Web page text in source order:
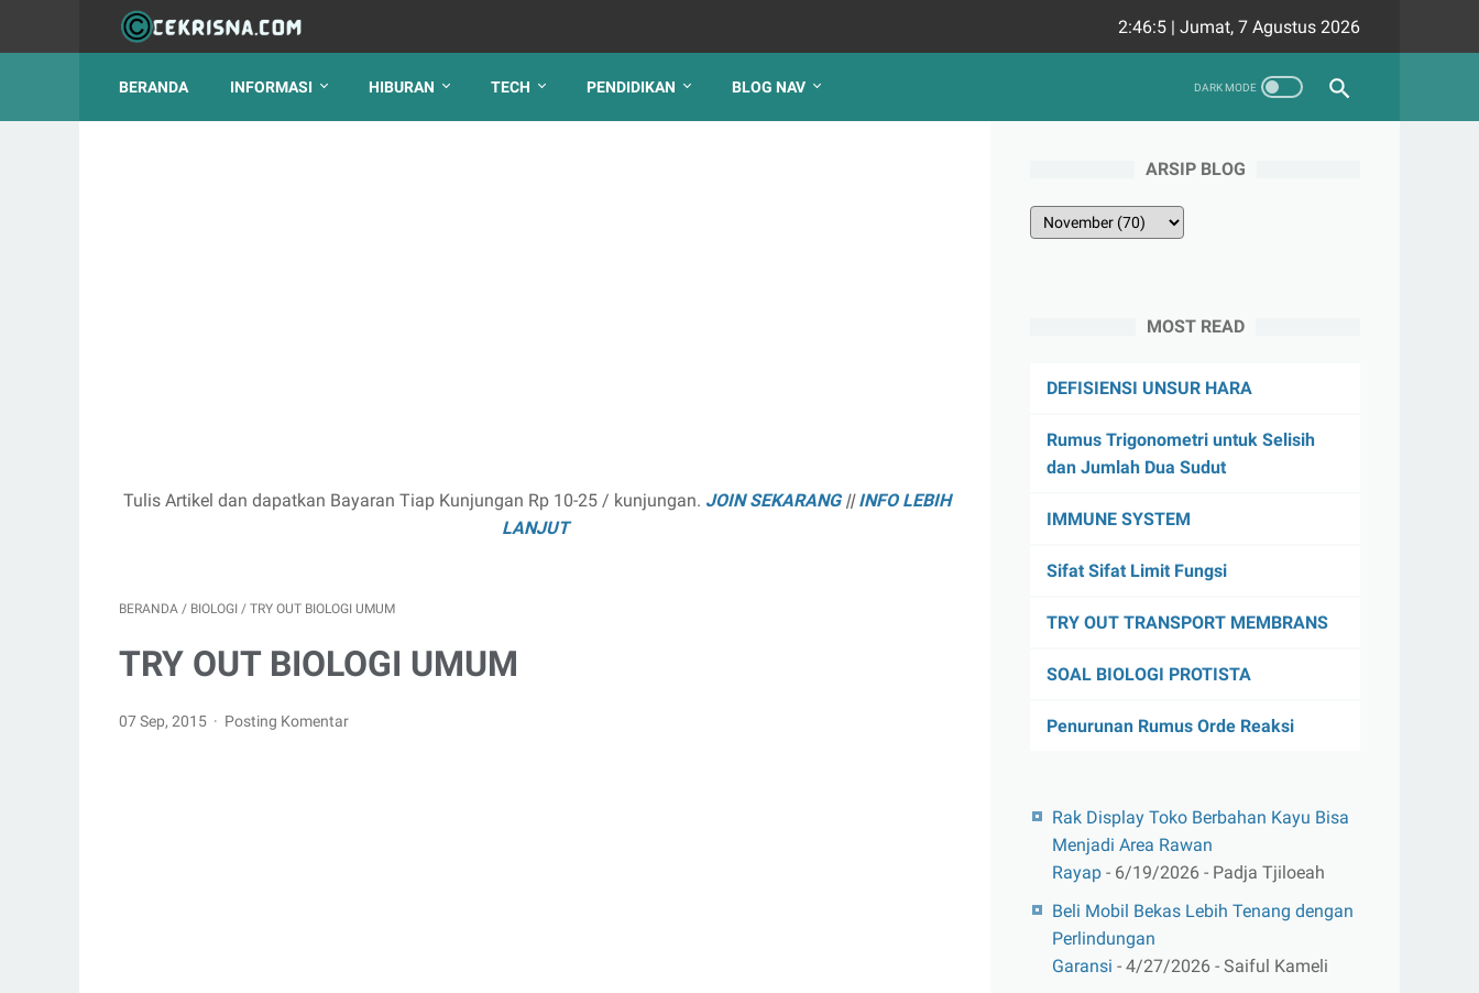
2:46:6 | Jumat, 7 Agustus 2026
BERANDA INFORMASI HIBURAN TECH PENDIDIKAN BLOG NAV
Tulis Artikel dan dapatkan Bayaran Tiap Kunjungan Rp 10-25 / kunjungan. JOIN SEKARANG||INFO LEBIH
LANJUT
BERANDA / BIOLOGI / TRY OUT BIOLOGI UMUM
TRY OUT BIOLOGI UMUM
07 Sep, 2015 Posting Komentar
ARSIP BLOG
MOST READ
DEFISIENSI UNSUR HARA
Rumus Trigonometri untuk Selisih
dan Jumlah Dua Sudut
IMMUNE SYSTEM
Sifat Sifat Limit Fungsi
TRY OUT TRANSPORT MEMBRANS
SOAL BIOLOGI PROTISTA
Penurunan Rumus Orde Reaksi
Rak Display Toko Berbahan Kayu Bisa
Menjadi Area Rawan
Rayap - 6/19/2026 - Padja Tjiloeah
Beli Mobil Bekas Lebih Tenang dengan
Perlindungan
Garansi - 4/27/2026 - Saiful Kameli